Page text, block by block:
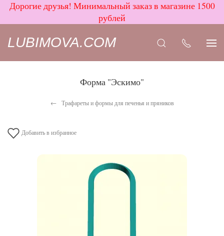
Дорогие друзья! Минимальный заказ в магазине 1500
рублей
LUBIMOVA.COM
Форма "Эскимо"
Трафареты и формы для печенья и пряников
Добавить в избранное